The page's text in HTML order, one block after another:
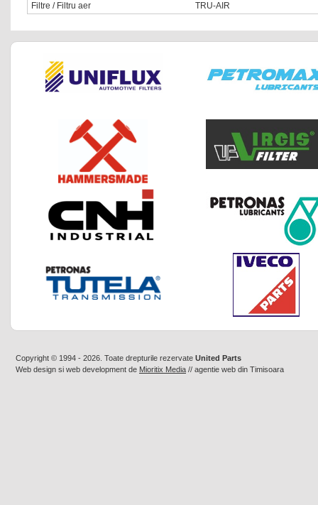
Filtre / Filtru aer TRU-AIR
Copyright © 1994 - 2026. Toate drepturile rezervate United Parts
Web design si web development de Mioritix Media // agentie web din Timisoara